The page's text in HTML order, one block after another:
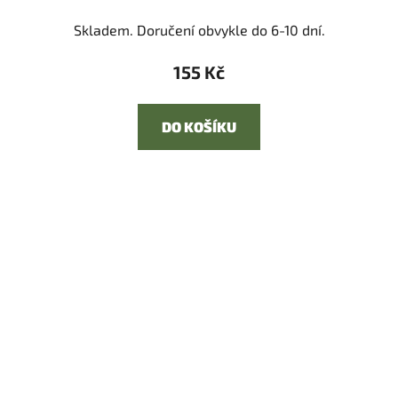
Skladem. Doručení obvykle do 6-10 dní.
155 Kč
DO KOŠÍKU